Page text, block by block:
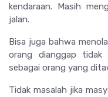
kendaraan. Masih
jalan.
Bisa juga bahwa
orang dianggap tidak
sebagai orang yang
Tidak masalah jika